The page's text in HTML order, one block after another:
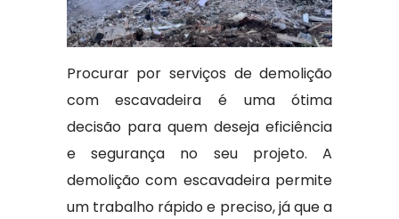
Procurar por serviços de demolição
com escavadeira é uma ótima
decisão para quem deseja eficiência
e segurança no seu projeto. A
demolição com escavadeira permite
um trabalho rápido e preciso, já que a